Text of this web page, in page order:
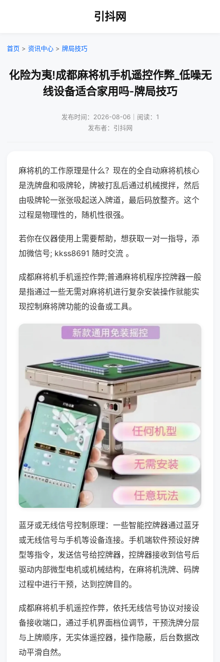
引抖网
首页 > 资讯中心 > 牌局技巧
化险为夷!成都麻将机手机遥控作弊_低噪无
线设备适合家用吗-牌局技巧
发布时间：2026-08-06｜阅读：1
发布者：引抖网
麻将机的工作原理是什么？现在的全自动麻将机核心
是洗牌盘和吸牌轮，牌被打乱后通过机械搅拌，然后
由吸牌轮一张张吸起送入牌道，最后码放整齐。这个
过程是物理性的，随机性很强。
若你在仪器使用上需要帮助，想获取一对一指导，添
加微信号; kkss8691 随时交流 。
成都麻将机手机遥控作弊;普通麻将机程序控牌器一般
是指通过一些无需对麻将机进行复杂安装操作就能实
现控制麻将牌功能的设备或工具。
蓝牙或无线信号控制原理：一些智能控牌器通过蓝牙
或无线信号与手机等设备连接。手机端软件预设好牌
型等指令，发送信号给控牌器，控牌器接收到信号后
驱动内部微型电机或机械结构，在麻将机洗牌、码牌
过程中进行干预，达到控牌目的。
成都麻将机手机遥控作弊，依托无线信号协议对接设
备接收端口，通过手机界面档位调节，干预洗牌分层
与上牌顺序，无实体遥控器，操作隐蔽，后台数据改
动平滑自然。